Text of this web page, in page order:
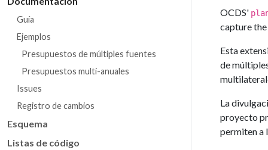
Guía
Ejemplos
Presupuestos de múltiples fuentes
Presupuestos multi-anuales
Issues
Registro de cambios
Esquema
Listas de código
OCDS'
capture
Esta
de
La
proyecto
permiten a